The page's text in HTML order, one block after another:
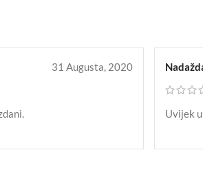
31 Augusta, 2020
Uvijek